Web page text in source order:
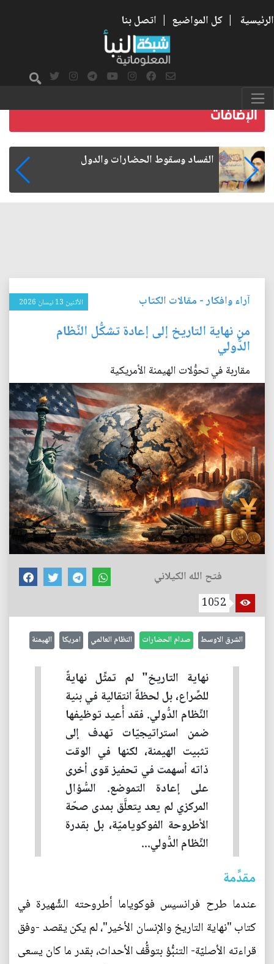
الرئيسية | كل المواضيع | اتصل بنا
رواتب الموظفين على صفيح ساخن
آراء وافكار- مقالات الكتاب الأثنين 13 نيسان 2026
من نهاية التاريخ إلى إعادة تشكُّل النِّظام
الدُّولي
مقاربة في تحوُّلات الهيمنة الأمريكية
فتح الله الكيلاني
1052
الشرق الاوسط صدام الحضارات النظام العالمي امريكا الهيمنة
نهاية التاريخ" لم تمثِّل نهايةً
للصِّراع، بل لحظةً انتقالية في بنية
النِّظام الدُّولي. فقد أُعيد توظيفها
ضمن استراتيجيّات تهدف إلى
تثبيت الهيمنة، لكنها في الوقت
ذاته أسهمت في تحفيز قوى أخرى
على إعادة التموضع. السُّؤال
المركزي لم يعد يتعلَّق بمدى صحّة
الأطروحة الفوكوياميّة، بل بقدرة
النِّظام الدُّولي...
مقدِّمة
عندما طرح فرانسيس فوكوياما أطروحته الشَّهيرة في
كتاب "نهاية التاريخ والإنسان الأخير"، لم يكن يقصد -وفق
قراءته الأصليّة- التنبُّؤ بتوقُّف الأحداث، بقدر ما كان يسعى